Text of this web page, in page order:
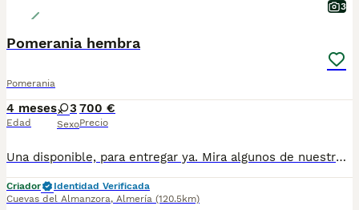
3
Pomerania hembra
Pomerania
4 meses
Edad
3
Sexo
700 €
Precio
Una disponible, para entregar ya. Mira algunos de nuestros cachorros entregados y lo que opinan sus dueños en nuestro Instagram @cachorrosalmeria Contáctanos en el 626879910 Somos criadores NO revendedores. Estupenda camada de pomerania, compuesta por 3 hembras. Precios no negociables. Se entregan con dos vacunas, dos desparasitaciones y cartilla de cachorro. Si se quiere, microchip y pasaporte a la entrega, se pagará aparte. (50€)
Criador
Identidad Verificada
Cuevas del Almanzora, Almería (120.5km)